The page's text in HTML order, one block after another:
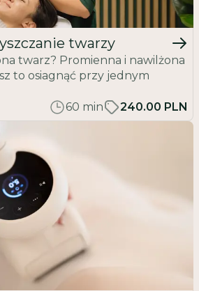
twarzy
twarz? Promienna i nawilżona
to osiagnąć przy jednym
60 min 240.00 PLN